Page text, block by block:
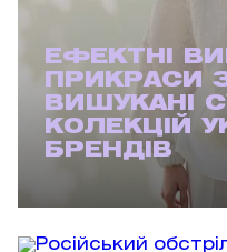
ЕФЕКТНІ
ПРИКРАСИ
ВИШУКАНІ
КОЛЕКЦІЙ
БРЕНДІВ